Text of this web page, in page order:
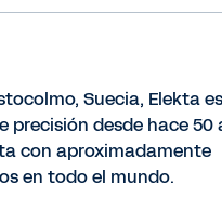
Suecia, Elekta
precisión desde hace 50
con aproximadamente
en todo el mundo.